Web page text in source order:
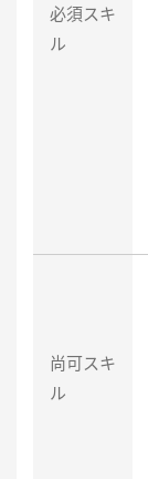
必須スキ
ル
尚可スキ
ル